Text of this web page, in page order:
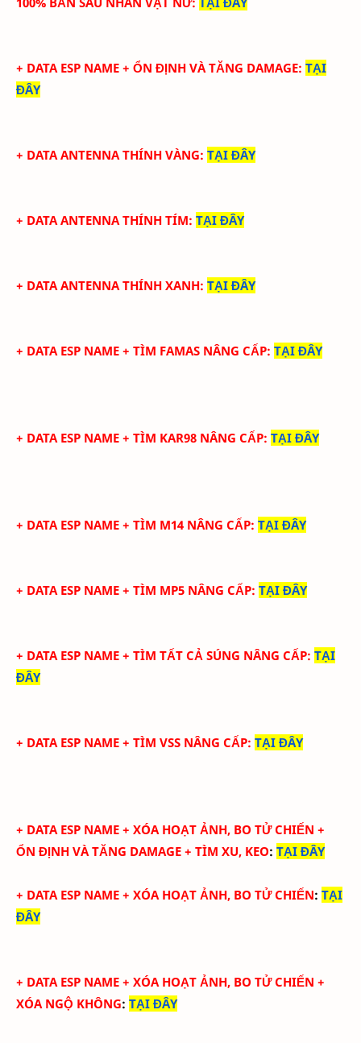
+ DATA ESP NAME + ỔN ĐỊNH VÀ TĂNG DAMAGE: TẠI
ĐÂY
+ DATA ANTENNA THÍNH VÀNG: TẠI ĐÂY
+ DATA ANTENNA THÍNH TÍM: TẠI ĐÂY
+ DATA ANTENNA THÍNH XANH: TẠI ĐÂY
+ DATA ESP NAME + TÌM FAMAS NÂNG CẤP: TẠI ĐÂY
+ DATA ESP NAME + TÌM KAR98 NÂNG CẤP: TẠI ĐÂY
+ DATA ESP NAME + TÌM M14 NÂNG CẤP: TẠI ĐÂY
+ DATA ESP NAME + TÌM MP5 NÂNG CẤP: TẠI ĐÂY
+ DATA ESP NAME + TÌM TẤT CẢ SÚNG NÂNG CẤP: TẠI
ĐÂY
+ DATA ESP NAME + TÌM VSS NÂNG CẤP: TẠI ĐÂY
+ DATA ESP NAME + XÓA HOẠT ẢNH, BO TỬ CHIẾN +
ỔN ĐỊNH VÀ TĂNG DAMAGE + TÌM XU, KEO: TẠI ĐÂY
+ DATA ESP NAME + XÓA HOẠT ẢNH, BO TỬ CHIẾN: TẠI
ĐÂY
+ DATA ESP NAME + XÓA HOẠT ẢNH, BO TỬ CHIẾN +
XÓA NGỘ KHÔNG: TẠI ĐÂY